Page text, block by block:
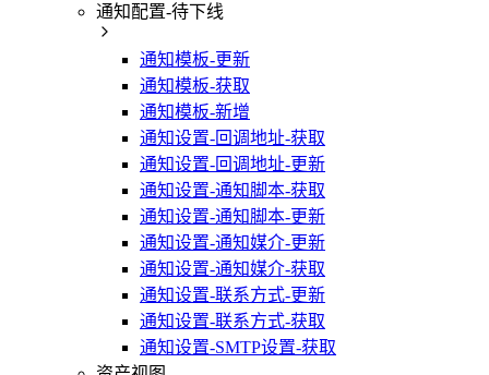
通知配置-待下线
通知模板-更新
通知模板-获取
通知模板-新增
通知设置-回调地址-获取
通知设置-回调地址-更新
通知设置-通知脚本-获取
通知设置-通知脚本-更新
通知设置-通知媒介-更新
通知设置-通知媒介-获取
通知设置-联系方式-更新
通知设置-联系方式-获取
通知设置-SMTP设置-获取